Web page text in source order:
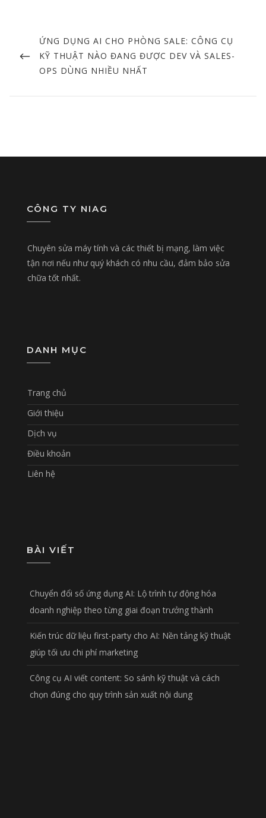
navigation
PREVIOUS
POST
ỨNG DỤNG AI CHO PHÒNG SALE: CÔNG CỤ
KỸ THUẬT NÀO ĐANG ĐƯỢC DEV VÀ SALES-
OPS DÙNG NHIỀU NHẤT
CÔNG TY NIAG
Chuyên sửa máy tính và các thiết bị mạng, làm việc
tận nơi nếu như quý khách có nhu cầu, đảm bảo sửa
chữa tốt nhất.
DANH MỤC
Trang chủ
Giới thiệu
Dịch vụ
Điều khoản
Liên hệ
BÀI VIẾT
Chuyển đổi số ứng dụng AI: Lộ trình tự động hóa
doanh nghiệp theo từng giai đoạn trưởng thành
Kiến trúc dữ liệu first-party cho AI: Nền tảng kỹ thuật
giúp tối ưu chi phí marketing
Công cụ AI viết content: So sánh kỹ thuật và cách
chọn đúng cho quy trình sản xuất nội dung